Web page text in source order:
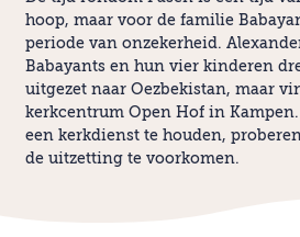
hoop, maar voor de familie
periode van onzekerheid.
Babayants en hun vier kinderen
uitgezet naar Oezbekistan, maar
kerkcentrum Open Hof in
een kerkdienst te houden,
de uitzetting te voorkomen.